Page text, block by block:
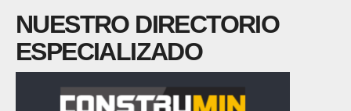
NUESTRO DIRECTORIO
ESPECIALIZADO